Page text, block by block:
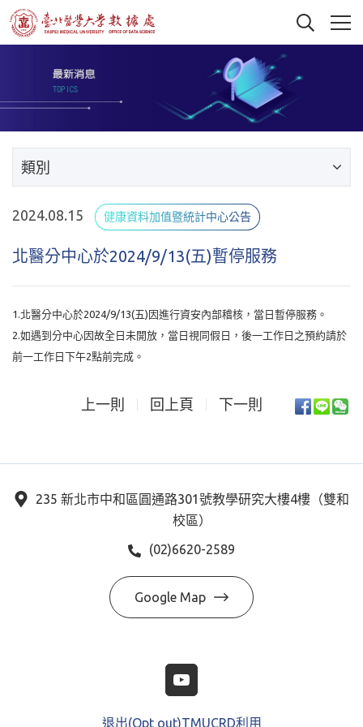
類別
2024.08.15 健康資料加值暨統計中心公告
北醫分中心於2024/9/13(五)暫停服務
1.北醫分中心於2024/9/13(五)因進行資安內部稽核，當日暫停服務。
2.如遇到分中心因故全日未開放，當日視同假日，後一工作日之預約請於
前一工作日下午2點前完成。
上一則 回上頁 下一則
235 新北市中和區圓通路301號教學研究大樓4樓（雙和
校區）
(02)6620-2589
Google Map
退出(Opt out)TMUCRD利用